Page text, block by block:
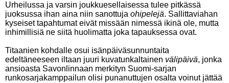
Urheilussa ja varsin joukkuesellaisessa tulee pitkässä
juoksussa ihan aina niin sanottuja ohipelejä. Sallittaviahan
kyseiset tapahtumat eivät missään nimessä ikinä ole, mutta
inhimillisiä ne siitä huolimatta joka tapauksessa ovat.
Titaanien kohdalle osui isänpäiväsunnuntaita
edeltäneeseen iltaan juuri kuvatunkaltainen välipäivä, jonka
ansioasta Savonlinnaan merkityn Suomi-sarjan
runkosarjakamppailun olisi punanuttujen osalta voinut jättää